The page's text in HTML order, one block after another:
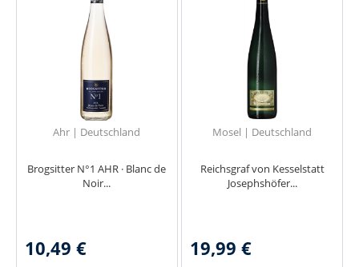
Ahr | Deutschland
Brogsitter N°1 AHR · Blanc de
Noir...
10,49 €
Mosel | Deutschland
Reichsgraf von Kesselstatt
Josephshöfer...
19,99 €